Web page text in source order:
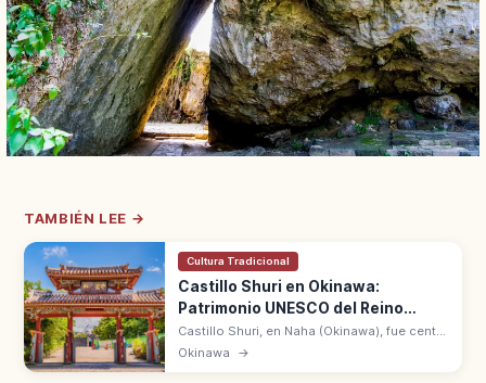
TAMBIÉN LEE →
Cultura Tradicional
Castillo Shuri en Okinawa:
Patrimonio UNESCO del Reino
Ryukyu
Castillo Shuri, en Naha (Okinawa), fue centro
del reino Ryukyu durante 450 años.
Okinawa →